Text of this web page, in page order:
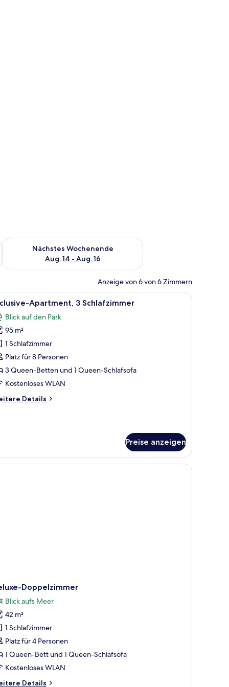
Aug. 7 - Aug. 9.
Nächstes Wochenende
Aug. 14 - Aug. 16
Überprüfe die Verfügbarkeit für nächstes Wochenende, Aug.
Anzeige von 6 von 6 Zimmern
an der Wand.
Sofa, einem dunkelblauen Sessel und einem weißen Couchtisch.
Ein modernes Wohnzimmer mit einer
7 Apartment, 3 Schlafzimmer
Blick auf den Park
95 m²
1 Schlafzimmer
Platz für 8 Personen
3 Queen-Betten und 1 Queen-Schlafsofa
Kostenloses WLAN
Details
Preise anzeigen
Doppelzimmer
Blick aufs Meer
42 m²
1 Schlafzimmer
Platz für 4 Personen
1 Queen-Bett und 1 Queen-Schlafsofa
Kostenloses WLAN
Details